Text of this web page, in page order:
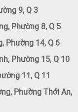
9, Q 3
Phường 8, Q 5
Phường 14, Q 6
Phường 15, Q 10
11, Q 11
Phường Thới An,